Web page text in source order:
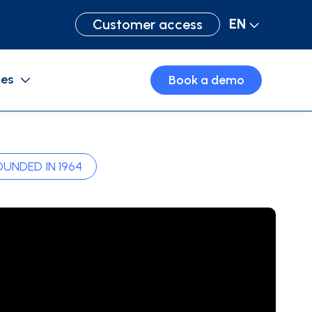
Customer access EN
Purchase cards
Expense management software
Business travel
Book a demo
IN 1964